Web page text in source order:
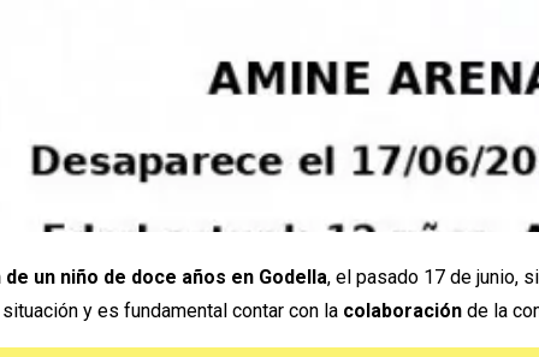
de un niño de doce años en Godella, el pasado 17 de junio,
y es fundamental contar con la colaboración de la